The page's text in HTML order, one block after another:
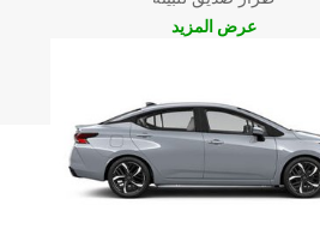
عرض المزيد